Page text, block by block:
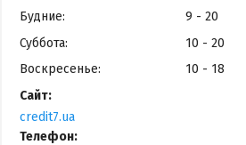
Будние:
9 - 20
Суббота:
10 - 20
Воскресенье:
10 - 18
Сайт:
credit7.ua
Телефон: